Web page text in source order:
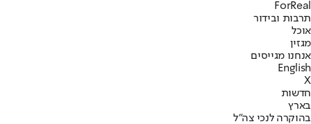
ForReal
תרבות ובידור
אוכל
מגזין
אנחנו מגייסים
English
X
חדשות
בארץ
בהוקרה לנכי צה"ל